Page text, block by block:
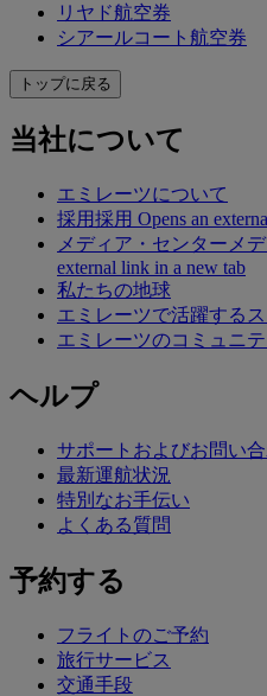
リヤド航空券
シアールコート航空券
トップに戻る
当社について
エミレーツについて
採用採用 Opens an
メディア・センター メ
external link in a new tab
私たちの地球
エミレーツで活躍する
エミレーツのコミュニテ
ヘルプ
サポートおよびお問い
最新運航状況
特別なお手伝い
よくある質問
予約する
フライトのご予約
旅行サービス
交通手段